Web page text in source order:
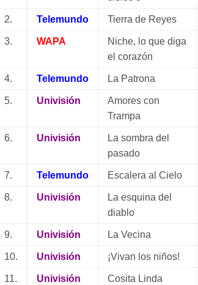
2. Telemundo Tierra de Reyes
3. WAPA
Niche, lo que diga
el corazón
4. Telemundo La Patrona
5. Univisión
Amores con
Trampa
6. Univisión
La sombra del
pasado
7. Telemundo Escalera al Cielo
8. Univisión
La esquina del
diablo
9. Univisión La Vecina
10. Univisión ¡Vivan los niños!
11. Univisión Cosita Linda